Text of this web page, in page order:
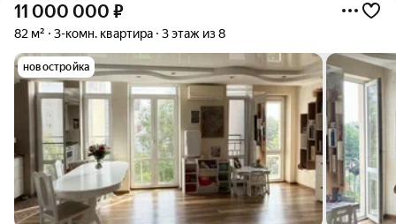
11 000 000 ₽
82 м² 3-комн. квартира 3 этаж из 8
новостройка